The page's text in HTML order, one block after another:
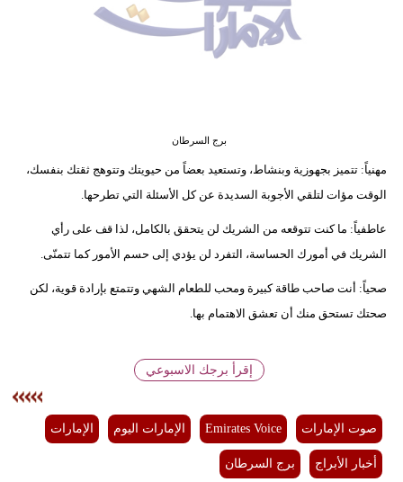
أزياء
فيديو
برج السرطان
مهنياً: تتميز بجهوزية وبنشاط، وتستعيد بعضاً من حيويتك وتتوهج ثقتك بنفسك،
الوقت مؤات لتلقي الأجوبة السديدة عن كل الأسئلة التي تطرحها.
عاطفياً: ما كنت تتوقعه من الشريك لن يتحقق بالكامل، لذا قف على رأي
الشريك في أمورك الحساسة، التفرد لن يؤدي إلى حسم الأمور كما تتمنّى.
صحياً: أنت صاحب طاقة كبيرة ومحب للطعام الشهي وتتمتع بإرادة قوية، لكن
صحتك تستحق منك أن تعشق الاهتمام بها.
إقرأ برجك الاسبوعي
صوت الإمارات Emirates Voice الإمارات اليوم الإمارات
أخبار الأبراج برج السرطان